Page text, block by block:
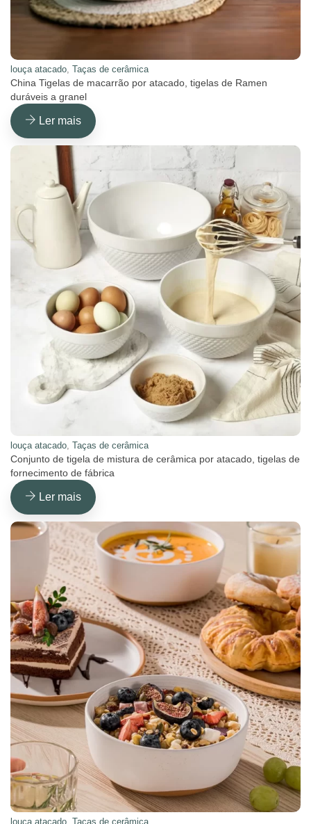
louça atacado, Taças de cerâmica
China Tigelas de macarrão por atacado, tigelas de Ramen
duráveis a granel
Ler mais
louça atacado, Taças de cerâmica
Conjunto de tigela de mistura de cerâmica por atacado, tigelas de
fornecimento de fábrica
Ler mais
louça atacado Taças de cerâmica